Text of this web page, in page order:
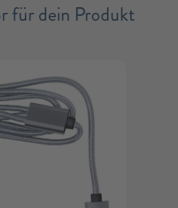
für dein Produkt